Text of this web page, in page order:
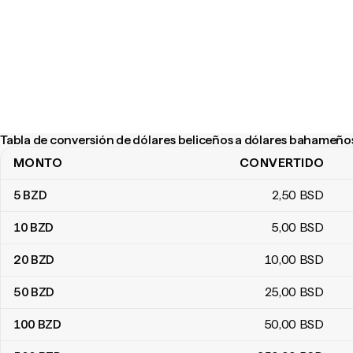
Tabla de conversión de dólares beliceños a dólares
Tabla de conversión de dólares beliceños a dólares bahameños
MONTO CONVERTIDO
5 BZD 2,50 BSD
10 BZD 5,00 BSD
20 BZD 10,00 BSD
50 BZD 25,00 BSD
100 BZD 50,00 BSD